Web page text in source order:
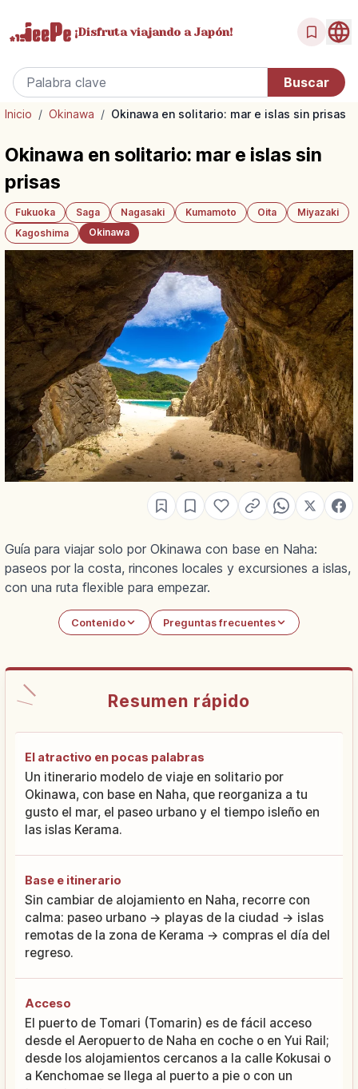
¡Disfrutaviajando a Japón!
Inicio / Okinawa / Okinawa en solitario: mar e islas sin prisas
Okinawa en solitario: mar e islas sin
prisas
Fukuoka Saga Nagasaki Kumamoto Oita
Miyazaki
Kagoshima
Okinawa
Guía para viajar solo por Okinawa con base en Naha:
paseos por la costa, rincones locales y excursiones a islas,
con una ruta flexible para empezar.
Contenido Preguntas frecuentes
Resumen rápido
El atractivo en pocas palabras
Un itinerario modelo de viaje en solitario por
Okinawa, con base en Naha, que reorganiza a tu
gusto el mar, el paseo urbano y el tiempo isleño en
las islas Kerama.
Base e itinerario
Sin cambiar de alojamiento en Naha, recorre con
calma: paseo urbano → playas de la ciudad → islas
remotas de la zona de Kerama → compras el día del
regreso.
Acceso
El puerto de Tomari (Tomarin) es de fácil acceso
desde el Aeropuerto de Naha en coche o en Yui Rail;
desde los alojamientos cercanos a la calle Kokusai o
a Kenchomae se llega al puerto a pie o con un